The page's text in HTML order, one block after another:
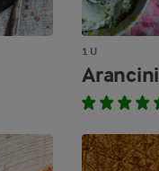
1 U
Arancini